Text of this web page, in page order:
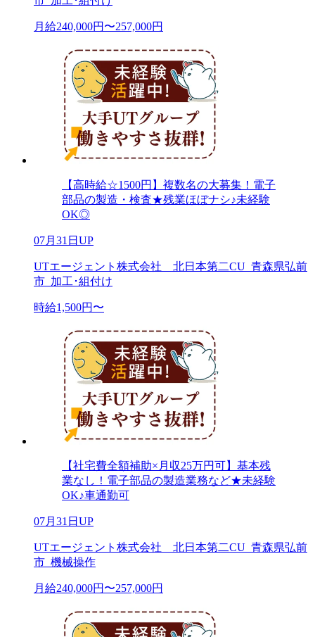
月給240,000円〜257,000円
【高時給☆1500円】複数名の大募集！電子
部品の製造・検査★残業ほぼナシ♪未経験
OK◎
07月31日UP
UTエージェント株式会社 北日本第二CU_青森県弘前
市_加工･組付け
時給1,500円〜
【社宅費全額補助×月収25万円可】基本残
業なし！電子部品の製造業務など★未経験
OK♪車通勤可
07月31日UP
UTエージェント株式会社 北日本第二CU_青森県弘前
市_機械操作
月給240,000円〜257,000円